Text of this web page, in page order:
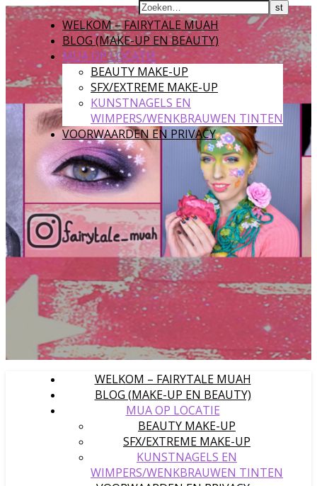
WELKOM – FAIRYTALE MUAH
BLOG (MAKE-UP EN BEAUTY)
MUA OP LOCATIE
BEAUTY MAKE-UP
SFX/EXTREME MAKE-UP
KUNSTNAGELS EN
WIMPERS/WENKBRAUWEN TINTEN
VOORWAARDEN EN PRIVACY
WELKOM – FAIRYTALE MUAH
BLOG (MAKE-UP EN BEAUTY)
MUA OP LOCATIE
BEAUTY MAKE-UP
SFX/EXTREME MAKE-UP
KUNSTNAGELS EN
WIMPERS/WENKBRAUWEN TINTEN